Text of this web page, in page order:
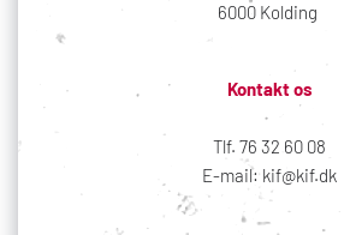
6000 Kolding
Kontakt os
Tlf. 76 32 60 08
E-mail: kif@kif.dk